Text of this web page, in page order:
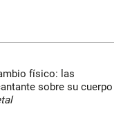
físico: las
sobre su cuerpo